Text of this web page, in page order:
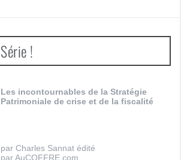
!
Les incontournables de la Stratégie
Patrimoniale de crise et de la fiscalité
par Charles Sannat édité
par AuCOFFRE.com